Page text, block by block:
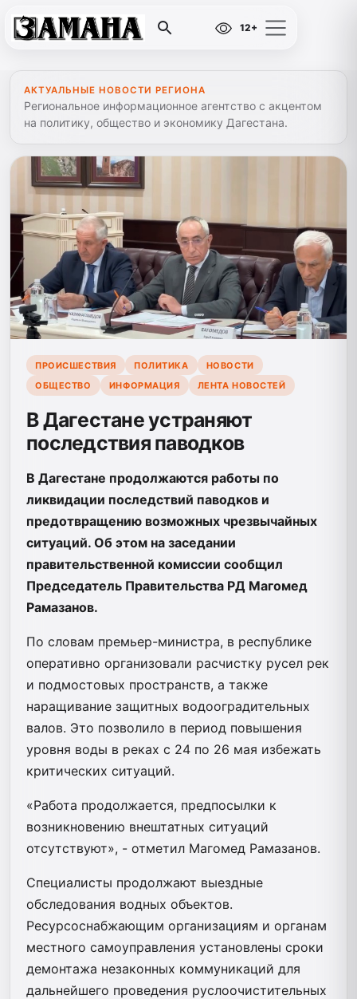
12+
АКТУАЛЬНЫЕ НОВОСТИ РЕГИОНА
Региональное информационное агентство с акцентом
на политику, общество и экономику Дагестана.
ПРОИСШЕСТВИЯ ПОЛИТИКА
НОВОСТИ
ОБЩЕСТВО
ИНФОРМАЦИЯ ЛЕНТА НОВОСТЕЙ
В Дагестане устраняют
последствия паводков
В Дагестане продолжаются работы по
ликвидации последствий паводков и
предотвращению возможных чрезвычайных
ситуаций. Об этом на заседании
правительственной комиссии сообщил
Председатель Правительства РД Магомед
Рамазанов.
По словам премьер-министра, в республике
оперативно организовали расчистку русел рек
и подмостовых пространств, а также
наращивание защитных водооградительных
валов. Это позволило в период повышения
уровня воды в реках с 24 по 26 мая избежать
критических ситуаций.
«Работа продолжается, предпосылки к
возникновению внештатных ситуаций
отсутствуют», - отметил Магомед Рамазанов.
Специалисты продолжают выездные
обследования водных объектов.
Ресурсоснабжающим организациям и органам
местного самоуправления установлены сроки
демонтажа незаконных коммуникаций для
дальнейшего проведения руслоочистительных